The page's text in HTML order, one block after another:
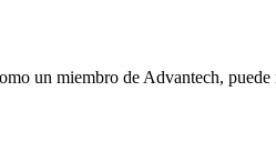
un miembro de Advantech,